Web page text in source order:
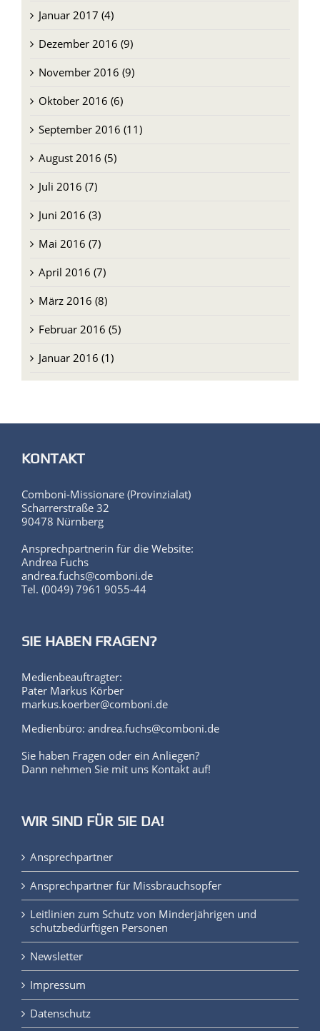
Dezember 2016 (9)
November 2016 (9)
Oktober 2016 (6)
September 2016 (11)
August 2016 (5)
Juli 2016 (7)
Juni 2016 (3)
Mai 2016 (7)
April 2016 (7)
März 2016 (8)
Februar 2016 (5)
Januar 2016 (1)
KONTAKT
Comboni-Missionare (Provinzialat)
90478 Nürnberg
Ansprechpartnerin für die Website:
andrea.fuchs@comboni.de
Tel. (0049) 7961 9055-44
Medienbeauftragter:
markus.koerber@comboni.de
Medienbüro: andrea.fuchs@comboni.de
Sie haben Fragen oder ein Anliegen?
Ansprechpartner
Ansprechpartner für Missbrauchsopfer
Leitlinien zum Schutz von Minderjährigen und
schutzbedürftigen Personen
Newsletter
Impressum
Datenschutz